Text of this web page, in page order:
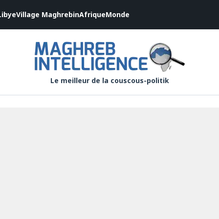
Village MaghrebinAfriqueMonde
Le meilleur de la couscous-politik